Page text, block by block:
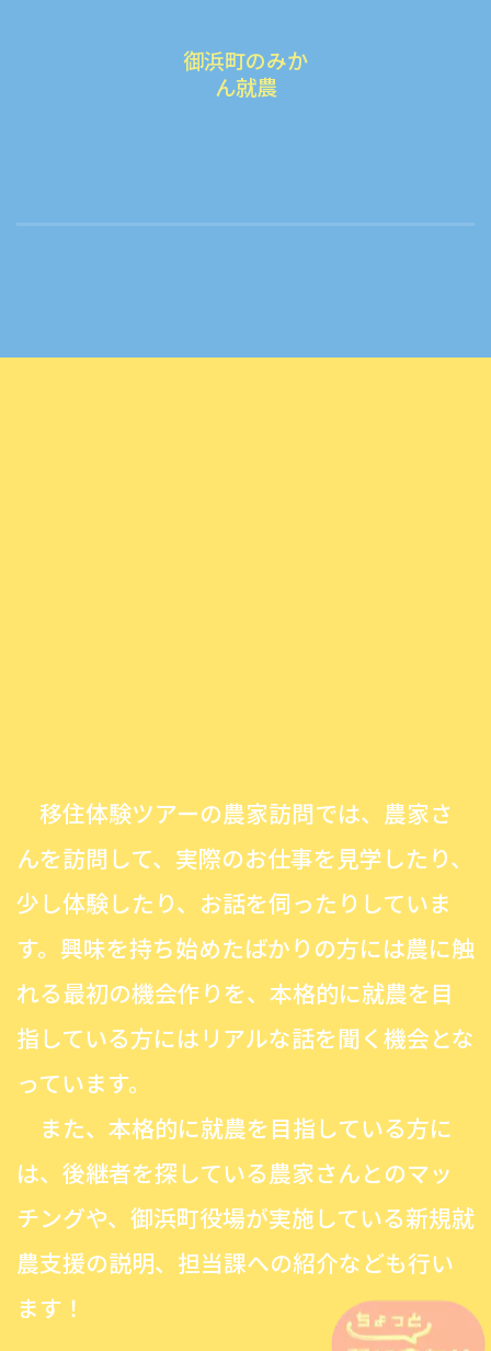
御浜町のみか
ん就農
移住体験ツアーの農家訪問では、農家さ
んを訪問して、実際のお仕事を見学したり、
少し体験したり、お話を伺ったりしていま
す。興味を持ち始めたばかりの方には農に触
れる最初の機会作りを、本格的に就農を目
指している方にはリアルな話を聞く機会とな
っています。
また、本格的に就農を目指している方に
は、後継者を探している農家さんとのマッ
チングや、御浜町役場が実施している新規就
農支援の説明、担当課への紹介なども行い
ます！